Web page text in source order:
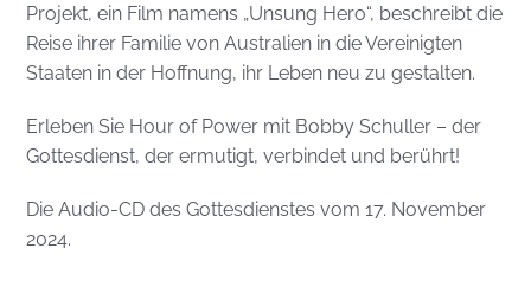
Projekt, ein Film namens „Unsung Hero“, beschreibt die
Reise ihrer Familie von Australien in die Vereinigten
Staaten in der Hoffnung, ihr Leben neu zu gestalten.
Erleben Sie Hour of Power mit Bobby Schuller – der
Gottesdienst, der ermutigt, verbindet und berührt!
Die Audio-CD des Gottesdienstes vom 17. November
2024.